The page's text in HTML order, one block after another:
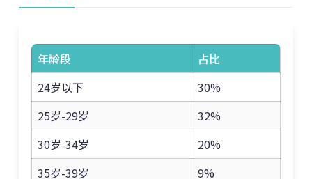
年龄段
占比
24岁以下
30%
25岁-29岁
32%
30岁-34岁
20%
35岁-39岁
9%